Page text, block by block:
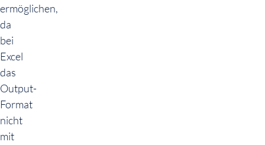
ermöglichen,
da
bei
Excel
das
Output-
Format
nicht
mit